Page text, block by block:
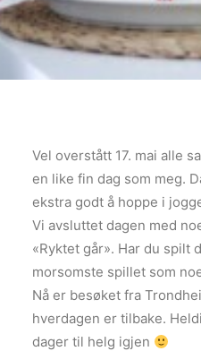
Vel overstått 17. mai alle
en like fin dag som meg.
ekstra godt å hoppe i
Vi avsluttet dagen med
«Ryktet går». Har du spilt
morsomste spillet som
Nå er besøket fra
hverdagen er tilbake.
dager til helg igjen